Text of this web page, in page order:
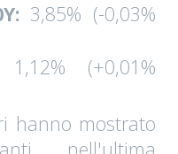
3,85% (-0,03%
1,12% (+0,01%
hanno mostrato